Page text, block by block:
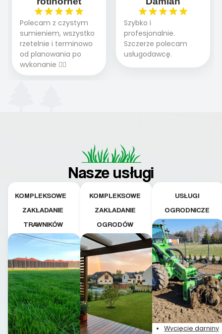
Polecam z czystym
sumieniem, wszystko
rzetelnie i terminowo
od planowania po
wykonanie 👍🏻
Szybko i
profesjonalnie.
Szczerze polecam
usługodawcę.
Nasze usługi
KOMPLEKSOWE
ZAKŁADANIE
TRAWNIKÓW
KOMPLEKSOWE
ZAKŁADANIE
OGRODÓW
USŁUGI
OGRODNICZE
Wycięcie darniny